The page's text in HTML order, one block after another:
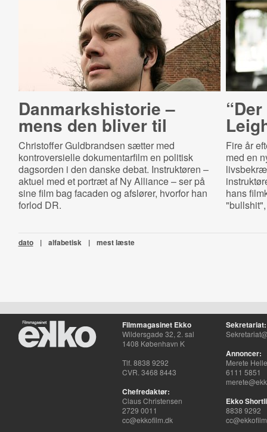
Dan­marks­hi­sto­rie –
mens den bliver til
Christoffer Guldbrandsen sætter med
kontroversielle dokumentarfilm en politisk
dagsorden i den danske debat. Instruktøren –
aktuel med et portræt af Ny Alliance – ser på
sine film bag facaden og afslører, hvorfor han
forlod DR.
Fire år
med en
hans
dato | alfabetisk | mest læste
Filmmagasinet Ekko
Wildersgade 32, 2. sal
1408 København K
Tlf. 8838 9292
CVR. 3468 8443
Chefredaktør:
Claus Christensen
2729 0011
cc@ekkofilm.dk
Sekretariat:
Annoncer:
Merete
6111 5851
Ekko
8838 9292